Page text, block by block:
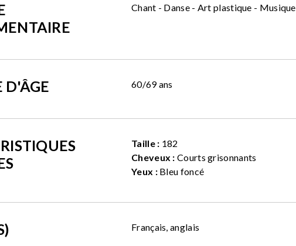
Chant - Danse - Art plastique - Musique
D'ÂGE 60/69 ans
Taille : 182
Cheveux : Courts grisonnants
Yeux :Bleu foncé
Français, anglais